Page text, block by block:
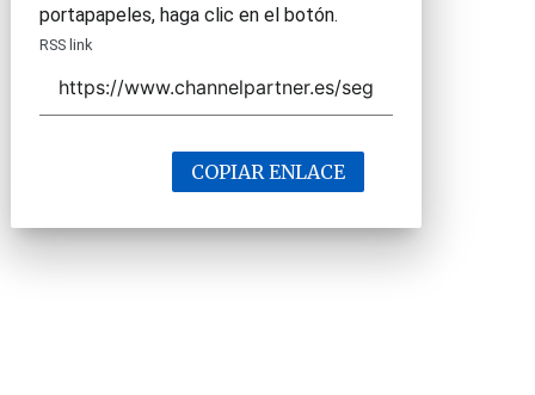
portapapeles, haga clic en el botón.
RSS link
COPIAR ENLACE